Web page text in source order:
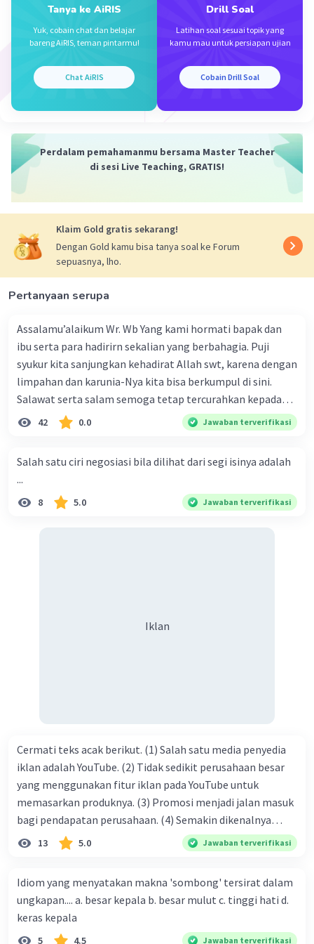
26 November 2023 11:02
B
Beri Rating (0 Balas
Tanya ke AiRIS
Yuk, cobain chat dan belajar
bareng AiRIS, teman pintarmu!
Chat AiRIS
Drill Soal
Latihan soal sesuai topik yang
kamu mau untuk persiapan ujian
Cobain Drill Soal
Perdalam pemahamanmu bersama Master Teacher
di sesi Live Teaching, GRATIS!
Klaim Gold gratis sekarang!
Dengan Gold kamu bisa tanya soal ke Forum
sepuasnya, lho.
Pertanyaan serupa
Assalamu’alaikum Wr. Wb Yang kami hormati bapak dan
ibu serta para hadirirn sekalian yang berbahagia. Puji
syukur kita sanjungkan kehadirat Allah swt, karena dengan
limpahan dan karunia-Nya kita bisa berkumpul di sini.
Salawat serta salam semoga tetap tercurahkan kepada
junjungan Nabi besar Muhammad saw, karena beliau
menyiarkan agama yang haq, yakni agama islam, agama
ke dalam umat-Nya yang diberkahi. Amin ya rabbal alamin.
Hadirin sekalian yang berbahagia! Dirasa amat penting
sekali jiwa sosial untuk diterapkan di lingkungan keluarga,
limpahan karuniaNya kita bisa berkumpul di sini. Kalimat
42 0.0 Jawaban terverifikasi
Salah satu ciri negosiasi bila dilihat dari segi isinya adalah
...
8 5.0 Jawaban terverifikasi
Iklan
Cermati teks acak berikut. (1) Salah satu media penyedia
iklan adalah YouTube. (2) Tidak sedikit perusahaan besar
yang menggunakan fitur iklan pada YouTube untuk
memasarkan produknya. (3) Promosi menjadi jalan masuk
bagi pendapatan perusahaan. (4) Semakin dikenalnya
suatu produk oleh konsumen, semakin besar pula peluang
perusahaan kepada konsumen. Urutan yang tepat agar
menjadi teks eksposisi yang padu adalah .... A. (1)-(2)-(3)-
(4)-(5) B. (2)-(1)-(3)-(4)-(5) C. (3)-(1)-(2)-(5)-(4) D. (3)-(5)-
13 5.0 Jawaban terverifikasi
Idiom yang menyatakan makna 'sombong' tersirat dalam
ungkapan.... a. besar kepala b. besar mulut c. tinggi hati d.
keras kepala
5 4.5 Jawaban terverifikasi